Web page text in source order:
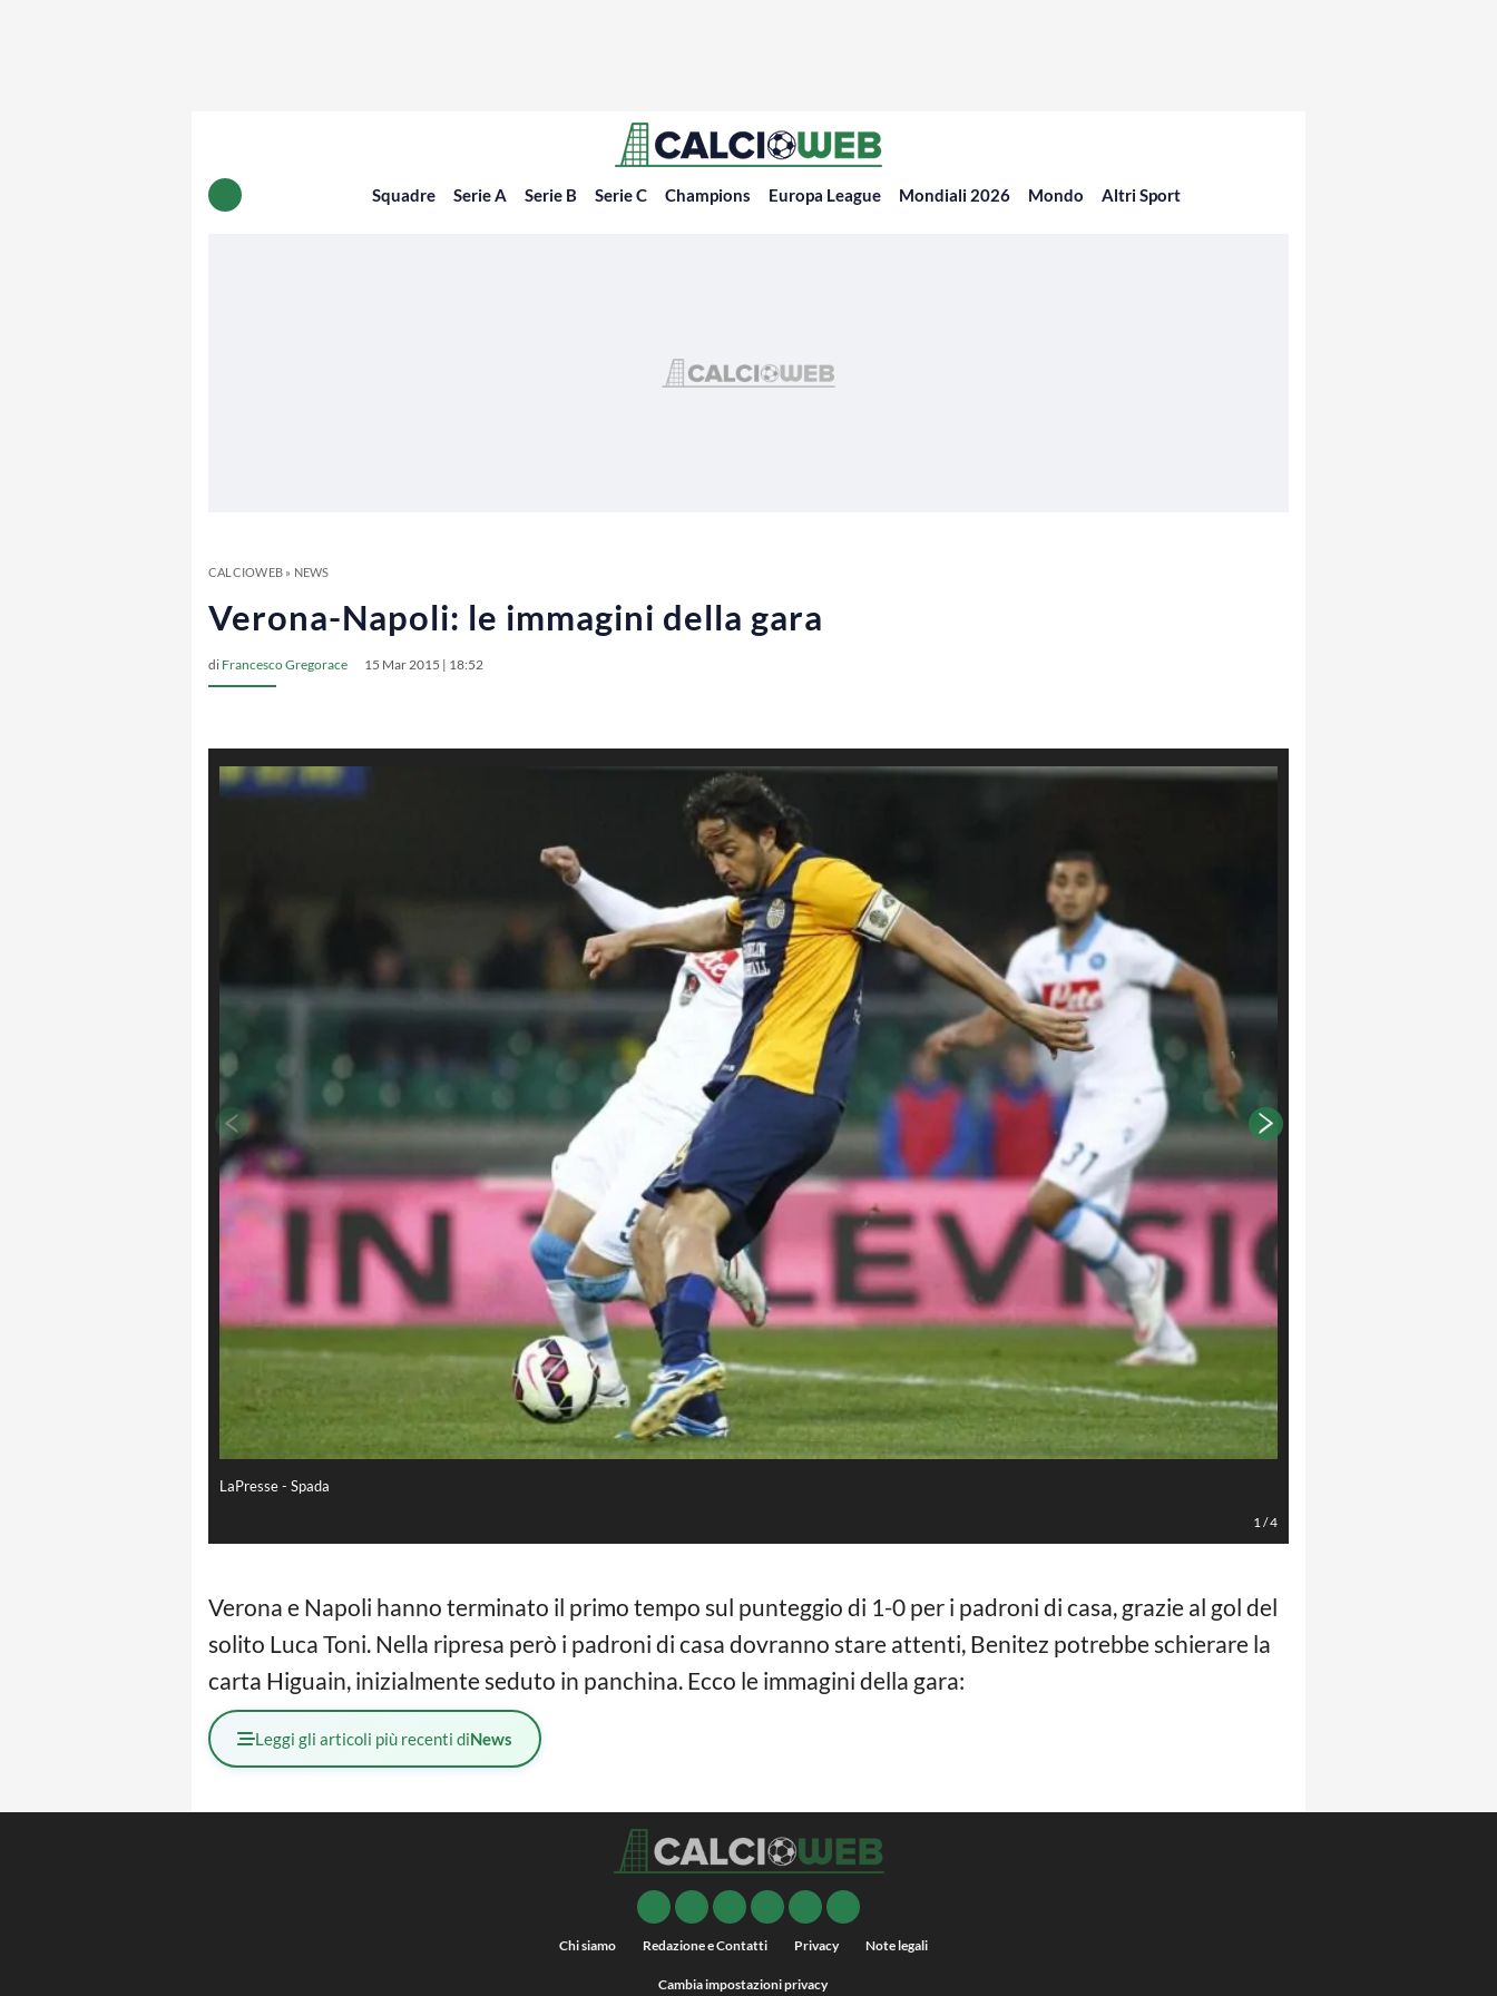
Squadre Serie A Serie B Serie C Champions Europa League Mondiali 2026 Mondo Altri Sport
CALCIOWEB» NEWS
Verona-Napoli: le immagini della gara
di Francesco Gregorace 15 Mar 2015 | 18:52
LaPresse - Spada
1/4
Verona e Napoli hanno terminato il primo tempo sul punteggio di 1-0 per i padroni di casa, grazie al gol del
solito Luca Toni. Nella ripresa però i padroni di casa dovranno stare attenti, Benitez potrebbe schierare la
carta Higuain, inizialmente seduto in panchina. Ecco le immagini della gara:
Leggi gli articoli più recenti diNews
Chi siamo Redazione e Contatti Privacy Note legali
Cambia impostazioni privacy